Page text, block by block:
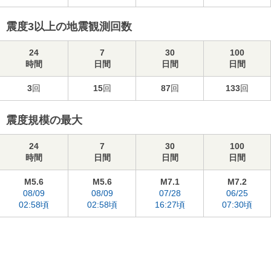
震度3以上の地震観測回数
24
時間
7
日間
30
日間
100
日間
3回 15回 87回 133回
震度規模の最大
24
時間
7
日間
30
日間
100
日間
M5.6
08/09
02:58頃
M5.6
08/09
02:58頃
M7.1
07/28
16:27頃
M7.2
06/25
07:30頃